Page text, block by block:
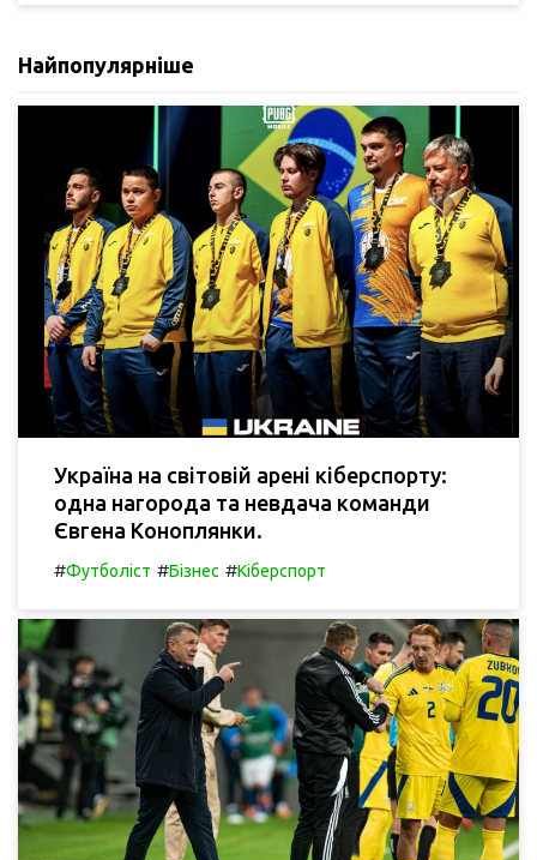
Найпопулярніше
Україна на світовій арені кіберспорту:
одна нагорода та невдача команди
Євгена Коноплянки.
#Футболіст #Бізнес #Кіберспорт